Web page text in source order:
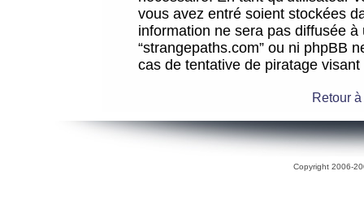
vous avez entré soient stockées
information ne sera pas diffusée
“strangepaths.com” ou ni phpBB
cas de tentative de piratage
Retour
Copyright 2006-